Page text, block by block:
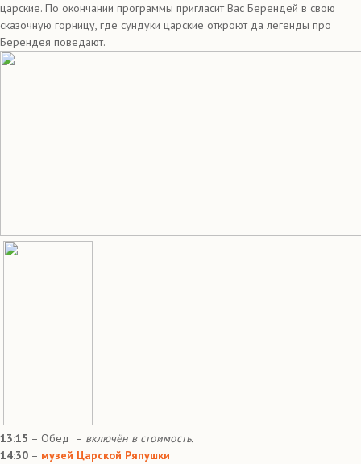
царские. По окончании программы пригласит Вас Берендей в свою
сказочную горницу, где сундуки царские откроют да легенды про
Берендея поведают.
13:15 – Обед – включён в стоимость.
14:30 – музей Царской Ряпушки